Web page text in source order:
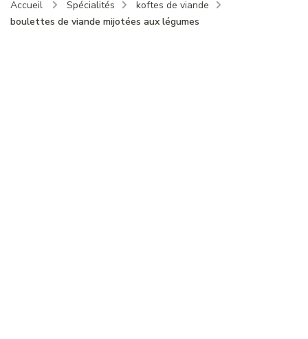
Accueil Spécialités
koftes de viande
boulettes de viande mijotées aux légumes